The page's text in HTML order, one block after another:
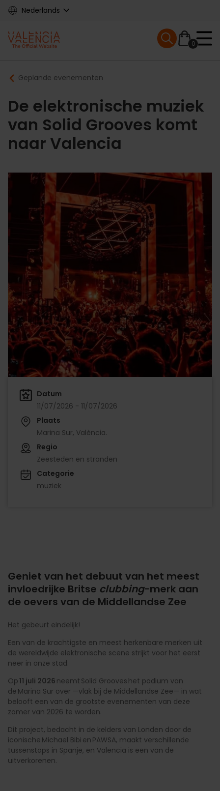
Skip
content
Nederlands
Main
navigation
0
Mobile menu
Breadcrumb
Geplande evenementen
De elektronische muziek
van Solid Grooves komt
naar Valencia
Datum
11/07/2026 - 11/07/2026
Plaats
Marina Sur, València.
Regio
Zeesteden en stranden
Categorie
muziek
Geniet van het debuut van het meest
invloedrijke Britse clubbing-merk aan
de oevers van de Middellandse Zee
Het gebeurt eindelijk!
Een van de krachtigste en meest herkenbare merken uit
de wereldwijde elektronische scene strijkt voor het eerst
neer in onze stad.
Op 11 juli 2026 neemt Solid Grooves het podium van
de Marina Sur over —vlak bij de Middellandse Zee— in wat
belooft een van de grootste evenementen van deze
zomer van 2026 te worden.
Dit project, bedacht in de kelders van Londen door de
iconische Michael Bibi en PAWSA, maakt verschillende
tussenstops in Spanje, en Valencia is een van de
uitverkorenen.